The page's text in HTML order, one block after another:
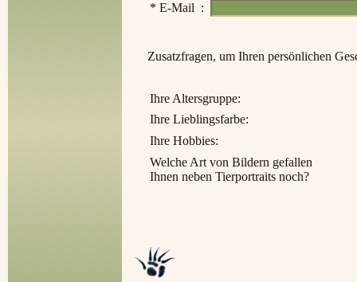
* E-Mail :
Zusatzfragen, um Ihren persönlichen
Ihre Altersgruppe:
Ihre Lieblingsfarbe:
Ihre Hobbies:
Welche Art von Bildern gefallen
Ihnen neben Tierportraits noch?